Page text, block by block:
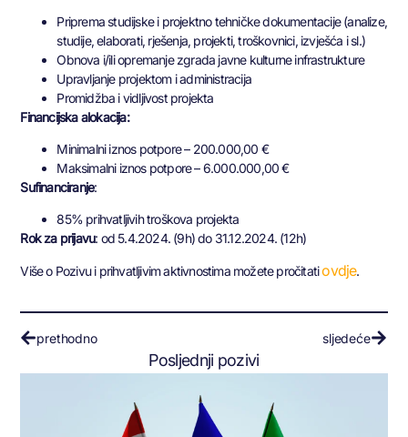
Priprema studijske i projektno tehničke dokumentacije (analize,
studije, elaborati, rješenja, projekti, troškovnici, izvješća i sl.)
Obnova i/ili opremanje zgrada javne kulturne infrastrukture
Upravljanje projektom i administracija
Promidžba i vidljivost projekta
Financijska alokacija:
Minimalni iznos potpore – 200.000,00 €
Maksimalni iznos potpore – 6.000.000,00 €
Sufinanciranje:
85% prihvatljivih troškova projekta
Rok za prijavu: od 5.4.2024. (9h) do 31.12.2024. (12h)
Više o Pozivu i prihvatljivim aktivnostima možete pročitatiovdje.
prethodno sljedeće
Posljednji pozivi